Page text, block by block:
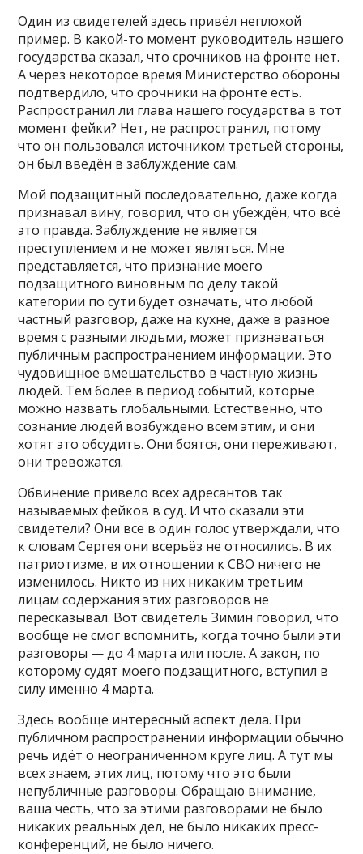
Один из свидетелей здесь привёл неплохой
пример. В какой-то момент руководитель нашего
государства сказал, что срочников на фронте нет.
А через некоторое время Министерство обороны
подтвердило, что срочники на фронте есть.
Распространил ли глава нашего государства в тот
момент фейки? Нет, не распространил, потому
что он пользовался источником третьей стороны,
он был введён в заблуждение сам.
Мой подзащитный последовательно, даже когда
признавал вину, говорил, что он убеждён, что всё
это правда. Заблуждение не является
преступлением и не может являться. Мне
представляется, что признание моего
подзащитного виновным по делу такой
категории по сути будет означать, что любой
частный разговор, даже на кухне, даже в разное
время с разными людьми, может признаваться
публичным распространением информации. Это
чудовищное вмешательство в частную жизнь
людей. Тем более в период событий, которые
можно назвать глобальными. Естественно, что
сознание людей возбуждено всем этим, и они
хотят это обсудить. Они боятся, они переживают,
они тревожатся.
Обвинение привело всех адресантов так
называемых фейков в суд. И что сказали эти
свидетели? Они все в один голос утверждали, что
к словам Сергея они всерьёз не относились. В их
патриотизме, в их отношении к СВО ничего не
изменилось. Никто из них никаким третьим
лицам содержания этих разговоров не
пересказывал. Вот свидетель Зимин говорил, что
вообще не смог вспомнить, когда точно были эти
разговоры — до 4 марта или после. А закон, по
которому судят моего подзащитного, вступил в
силу именно 4 марта.
Здесь вообще интересный аспект дела. При
публичном распространении информации обычно
речь идёт о неограниченном круге лиц. А тут мы
всех знаем, этих лиц, потому что это были
непубличные разговоры. Обращаю внимание,
ваша честь, что за этими разговорами не было
никаких реальных дел, не было никаких пресс-
конференций, не было ничего.